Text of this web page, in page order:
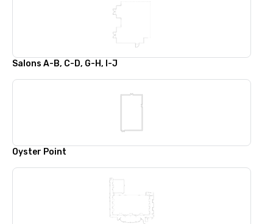
Salons A-B, C-D, G-H, I-J
Oyster Point